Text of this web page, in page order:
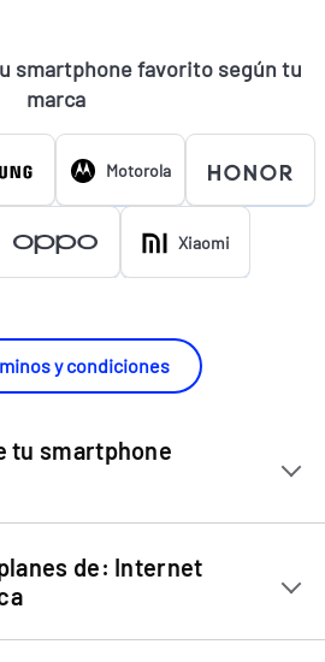
smartphone favorito según tu
marca
Motorola
Xiaomi
y condiciones
tu smartphone
de: Internet